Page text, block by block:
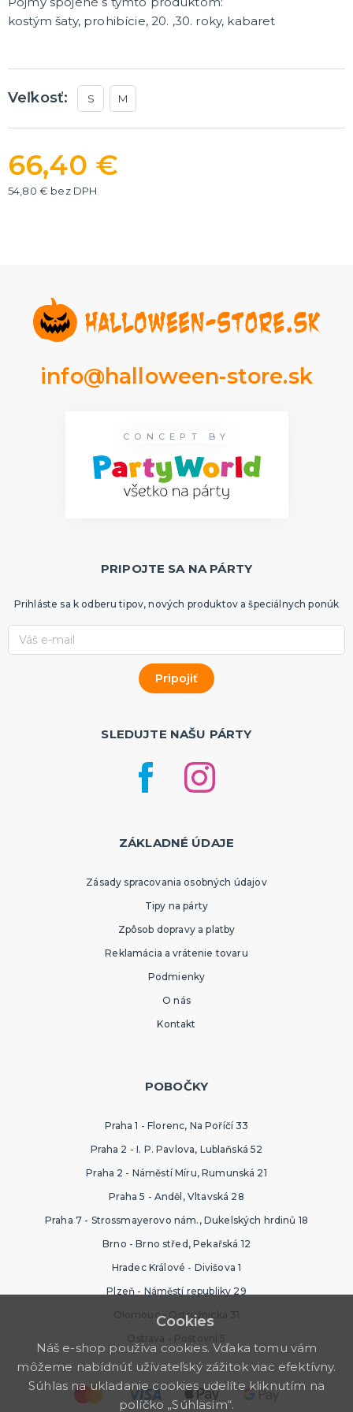
Rozlúčka so slobodou
ĎALŠIE KATEGÓRIE
Kanadské žartíky
Falošné úrazy
kostým šaty, prohibície, 20. ,30. roky, kabaret
Veľkosť: S M
66,40 €
54,80 € bez DPH
info@halloween-store.sk
CONCEPT BY
PRIPOJTE SA NA PÁRTY
Prihláste sa k odberu tipov, nových produktov a špeciálnych ponúk
SLEDUJTE NAŠU PÁRTY
ZÁKLADNÉ ÚDAJE
Zásady spracovania osobných údajov
Tipy na párty
Zpôsob dopravy a platby
Reklamácia a vrátenie tovaru
Podmienky
O nás
Kontakt
POBOČKY
Praha 1 - Florenc, Na Poříčí 33
Praha 2 - I. P. Pavlova, Lublaňská 52
Praha 2 - Náměstí Míru, Rumunská 21
Praha 5 - Anděl, Vltavská 28
Praha 7 - Strossmayerovo nám., Dukelských hrdinů 18
Brno - Brno střed, Pekařská 12
Hradec Králové - Divišova 1
Plzeň - Náměstí republiky 29
Olomouc - Ostružnická 31
Ostrava - Poštovní 5
Cookies
Náš e-shop používa cookies. Vďaka tomu vám
môžeme nabídnúť užívateľský zážitok viac efektívny.
Súhlas na ukladanie cookies udelíte kliknutím na
políčko „Súhlasím“.